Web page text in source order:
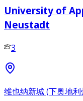
University of
Neustadt
3
维也纳新城 (下奥地